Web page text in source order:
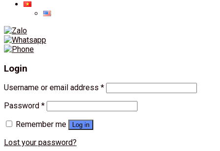
Login
Username or email address *
Password *
Remember me
Log in
Lost your password?